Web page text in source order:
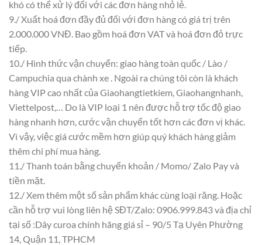
khó có thể xử lý đổi với các đơn hàng nhỏ lẻ.
9./ Xuất hoá đơn đầy đủ đối với đơn hàng có giá trị trên
2.000.000 VNĐ. Bao gồm hoá đơn VAT và hoá đơn đỏ trực
tiếp.
10./ Hình thức vận chuyển: giao hàng toàn quốc / Lào /
Campuchia qua chành xe . Ngoài ra chúng tôi còn là khách
hàng VIP cao nhất của Giaohangtietkiem, Giaohangnhanh,
Viettelpost,… Do là VIP loại 1 nên được hỗ trợ tốc độ giao
hàng nhanh hơn, cước vận chuyển tốt hơn các đơn vị khác.
Vì vậy, việc giá cước mềm hơn giúp quý khách hàng giảm
thêm chi phí mua hàng.
11./ Thanh toán bằng chuyển khoản / Momo/ Zalo Pay và
tiền mặt.
12./ Xem thêm một số sản phẩm khác cùng loại răng. Hoặc
cần hỗ trợ vui lòng liên hệ SĐT/Zalo: 0906.999.843 và địa chỉ
tại số :Dây curoa chính hãng giá sỉ – 90/5 Tạ Uyên Phường
14, Quận 11, TPHCM